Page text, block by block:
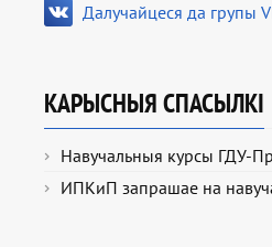
Далучайцеся да групы
КАРЫСНЫЯ СПАСЫЛКІ
Навучальныя курсы ГДУ-
ИПКиП запрашае на